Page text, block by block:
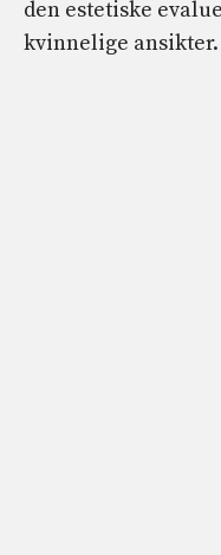
den estetiske
kvinnelige ansikter.